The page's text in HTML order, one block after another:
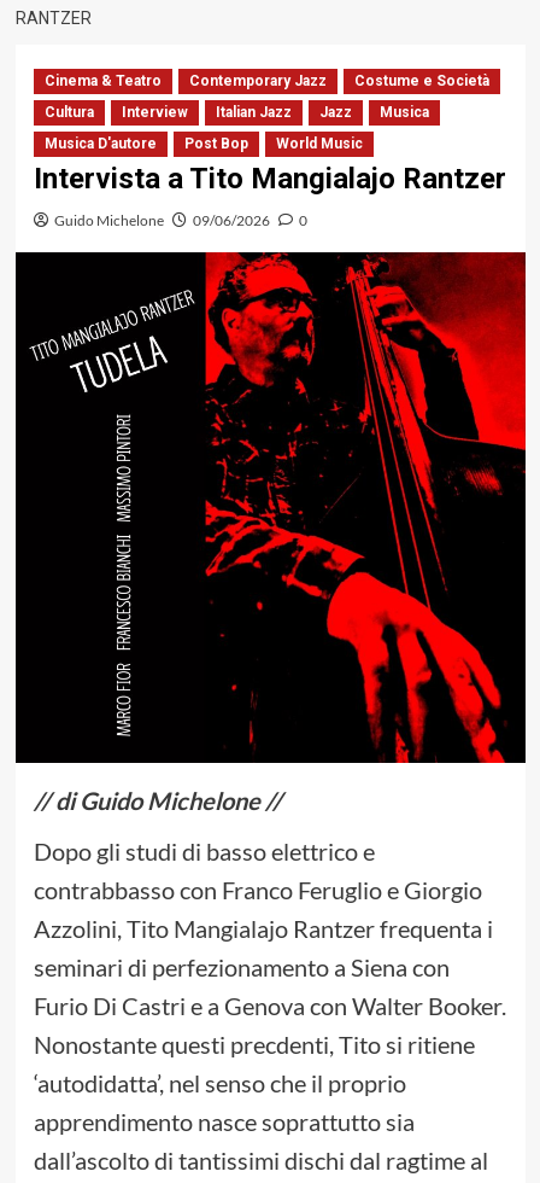
RANTZER
Cinema & Teatro Contemporary Jazz
Costume e Società
Cultura
Interview Italian Jazz Jazz
Musica
Musica D'autore
Post Bop World Music
Intervista a Tito Mangialajo Rantzer
Guido Michelone 09/06/2026 0
// di Guido Michelone //
Dopo gli studi di basso elettrico e
contrabbasso con Franco Feruglio e Giorgio
Azzolini, Tito Mangialajo Rantzer frequenta i
seminari di perfezionamento a Siena con
Furio Di Castri e a Genova con Walter Booker.
Nonostante questi precdenti, Tito si ritiene
‘autodidatta’, nel senso che il proprio
apprendimento nasce soprattutto sia
dall’ascolto di tantissimi dischi dal ragtime al